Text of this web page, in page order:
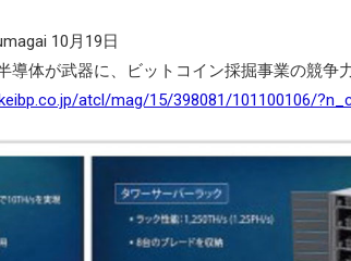
10月19日
導体が武器に、ビットコイン採掘事業の競争
atcl/mag/15/398081/101100106/